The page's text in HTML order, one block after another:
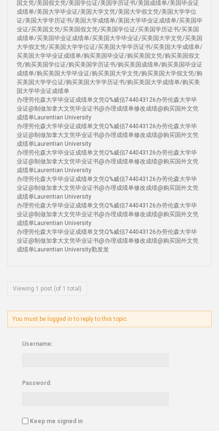
国文凭/美国假文凭/美国学位证/美国学历证书/美国成绩单/美国毕业证
成绩单/美国大学毕业证/美国大学文凭/美国大学假文凭/美国大学学位
证/美国大学学历证书/美国大学成绩单/美国大学毕业证成绩单/买美国毕
业证/买美国文凭/买美国假文凭/买美国学位证/买美国学历证书/买美国
成绩单/买美国毕业证成绩单/买美国大学毕业证/买美国大学文凭/买美国
大学假文凭/买美国大学学位证/买美国大学学历证书/买美国大学成绩单/
买美国大学毕业证成绩单/购买美国毕业证/购买美国文凭/购买美国假文
凭/购买美国学位证/购买美国学历证书/购买美国成绩单/购买美国毕业证
成绩单/购买美国大学毕业证/购买美国大学文凭/购买美国大学假文凭/购
买美国大学学位证/购买美国大学学历证书/购买美国大学成绩单/购买美
国大学毕业证成绩单
办理劳伦森大学毕业证成绩单文凭Q%威信744043126办劳伦森大学毕
业证@制做加拿大文凭毕业证书@办理成绩单修改成绩@购买国外文凭
成绩单Laurentian University
办理劳伦森大学毕业证成绩单文凭Q%威信744043126办劳伦森大学毕
业证@制做加拿大文凭毕业证书@办理成绩单修改成绩@购买国外文凭
成绩单Laurentian University
办理劳伦森大学毕业证成绩单文凭Q%威信744043126办劳伦森大学毕
业证@制做加拿大文凭毕业证书@办理成绩单修改成绩@购买国外文凭
成绩单Laurentian University
办理劳伦森大学毕业证成绩单文凭Q%威信744043126办劳伦森大学毕
业证@制做加拿大文凭毕业证书@办理成绩单修改成绩@购买国外文凭
成绩单Laurentian University
办理劳伦森大学毕业证成绩单文凭Q%威信744043126办劳伦森大学毕
业证@制做加拿大文凭毕业证书@办理成绩单修改成绩@购买国外文凭
成绩单Laurentian University
办理劳伦森大学毕业证成绩单文凭Q%威信744043126办劳伦森大学毕
业证@制做加拿大文凭毕业证书@办理成绩单修改成绩@购买国外文凭
成绩单Laurentian University勤发发
Viewing 1 post (of 1 total)
You must be logged in to reply to this topic.
Username:
Password:
Keep me signed in